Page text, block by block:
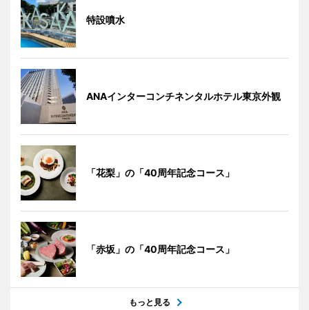
特設噴水
ANAインターコンチネンタルホテル東京外観
「花梨」の「40周年記念コース」
「赤坂」の「40周年記念コース」
もっと見る